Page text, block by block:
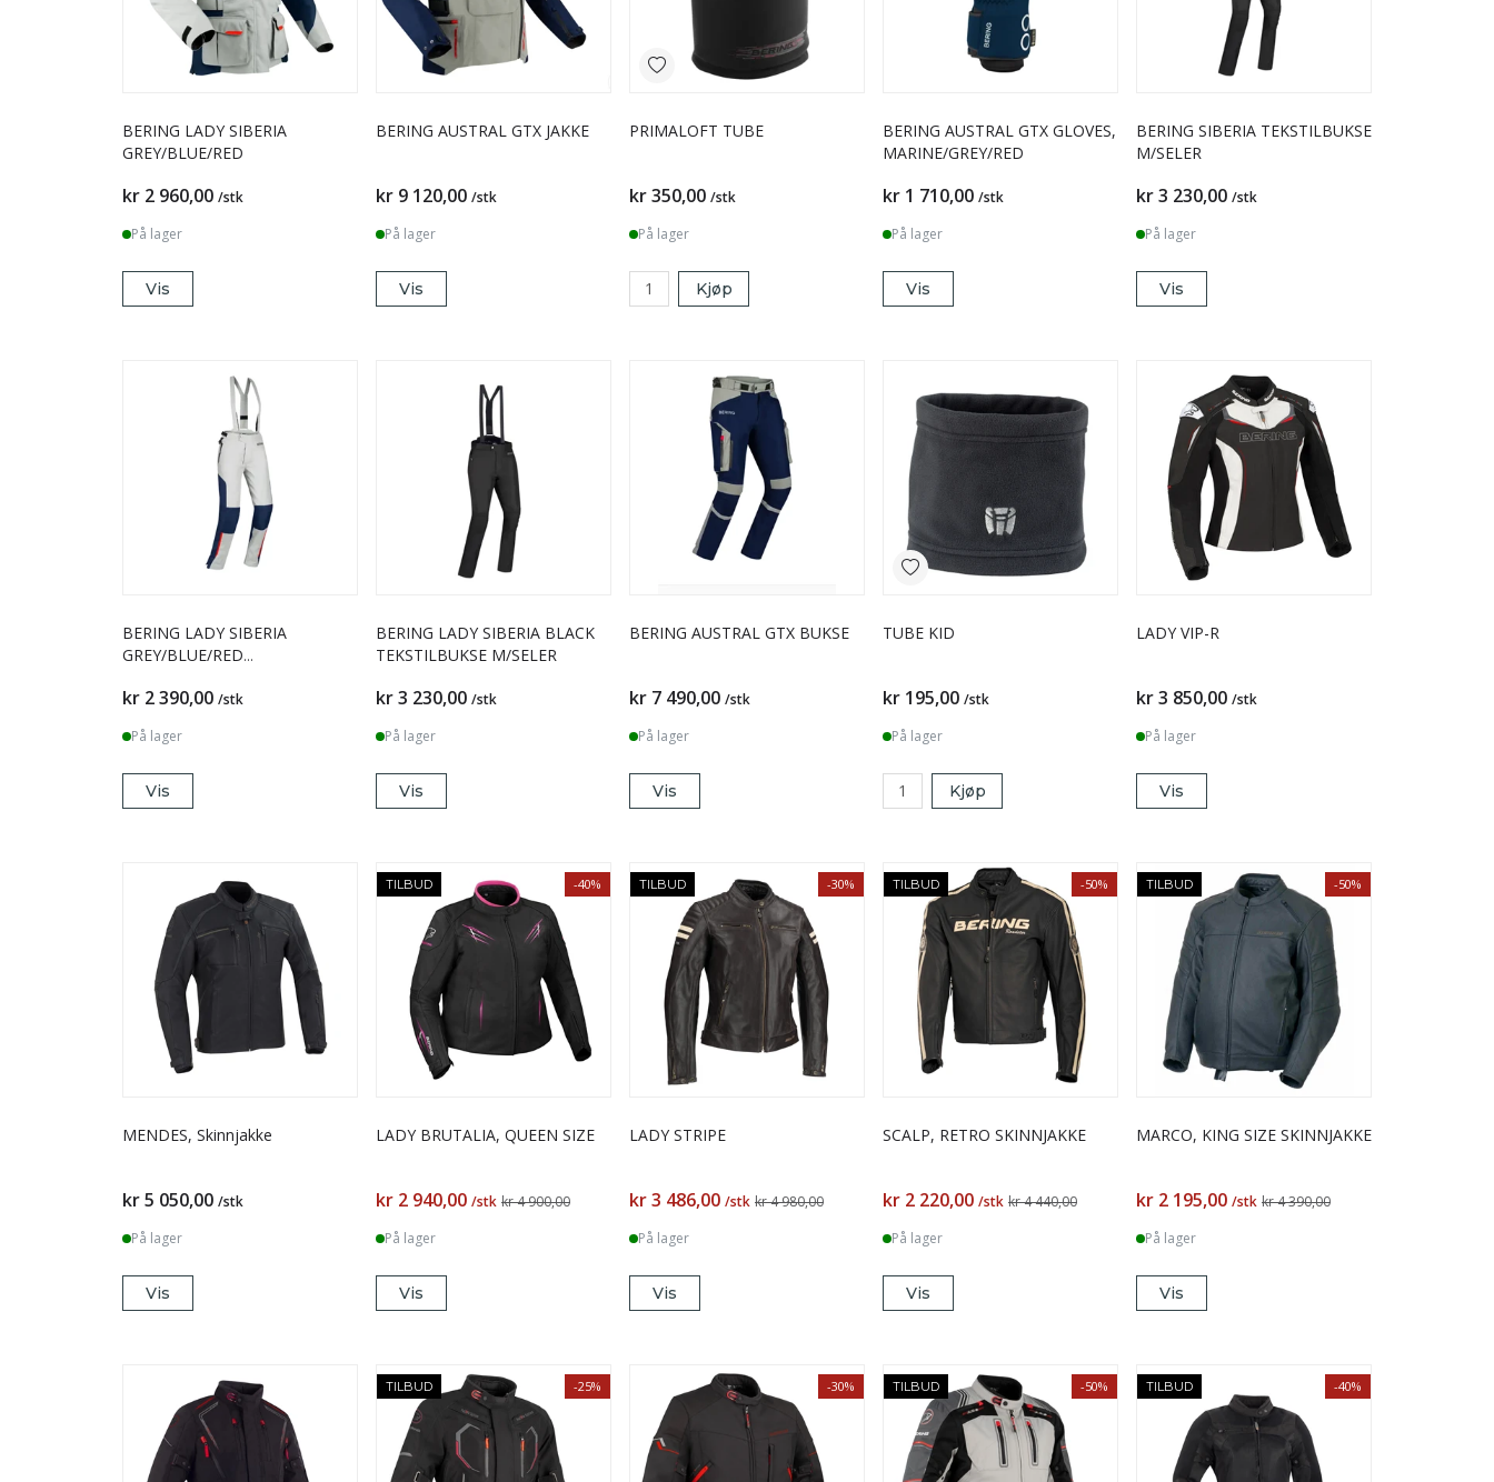
BERING LADY SIBERIA
GREY/BLUE/RED
kr 2 960,00 /stk
På lager
Vis
BERING AUSTRAL GTX JAKKE
kr 9 120,00 /stk
På lager
Vis
PRIMALOFT TUBE
kr 350,00 /stk
På lager
Kjøp
BERING AUSTRAL GTX GLOVES,
MARINE/GREY/RED
kr 1 710,00 /stk
På lager
Vis
BERING SIBERIA TEKSTILBUKSE
M/SELER
kr 3 230,00 /stk
På lager
Vis
BERING LADY SIBERIA
GREY/BLUE/RED
kr 2 390,00 /stk
På lager
Vis
BERING LADY SIBERIA BLACK
TEKSTILBUKSE M/SELER
kr 3 230,00 /stk
På lager
Vis
BERING AUSTRAL GTX BUKSE
kr 7 490,00 /stk
På lager
Vis
TUBE KID
kr 195,00 /stk
På lager
Kjøp
LADY VIP-R
kr 3 850,00 /stk
På lager
Vis
MENDES, Skinnjakke
kr 5 050,00 /stk
På lager
Vis
TILBUD -40%
LADY BRUTALIA, QUEEN SIZE
kr 2 940,00 /stk kr 4 900,00
På lager
Vis
TILBUD -30%
LADY STRIPE
kr 3 486,00 /stk kr 4 980,00
På lager
Vis
TILBUD -50%
SCALP, RETRO SKINNJAKKE
kr 2 220,00 /stk kr 4 440,00
På lager
Vis
TILBUD -50%
MARCO, KING SIZE SKINNJAKKE
kr 2 195,00 /stk kr 4 390,00
På lager
Vis
TILBUD -25% -30% TILBUD -50% TILBUD -40%